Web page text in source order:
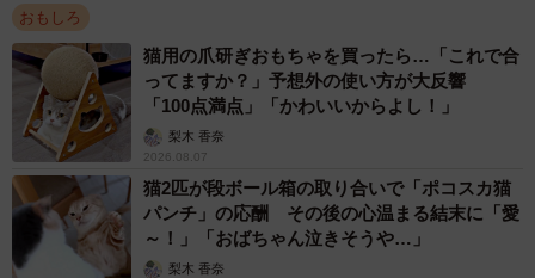
護衛艦さみだれの隊員（海上自衛隊第4護衛隊群のXより）
他の護衛艦のヘッドフォンには白い布が巻き付けてあった
おもしろ
猫用の爪研ぎおもちゃを買ったら…「これで合
ってますか？」予想外の使い方が大反響
「100点満点」「かわいいからよし！」
梨木 香奈
2026.08.07
猫2匹が段ボール箱の取り合いで「ポコスカ猫
パンチ」の応酬 その後の心温まる結末に「愛
～！」「おばちゃん泣きそうや…」
梨木 香奈